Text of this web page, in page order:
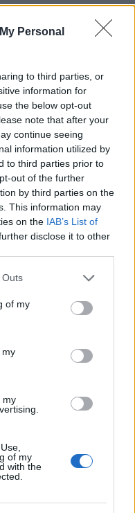
Personal
to third parties, or
information for
the below opt-out
note that after your
continue seeing
information utilized by
to third parties prior to
out of the further
by third parties on the
This information may
on the IAB’s List of
disclose it to other
Outs
of my
my
my
of my
with the
loro un servizio di
posizione nel
ENTERTAINMENT
piacerti
31/07/2026
artificiale: come
tra creatività,